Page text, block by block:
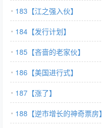
183【江之强入伙】
184【发行计划】
185【吝啬的老家伙】
186【美国进行式】
187【涨了】
188【逆市增长的神奇票房】